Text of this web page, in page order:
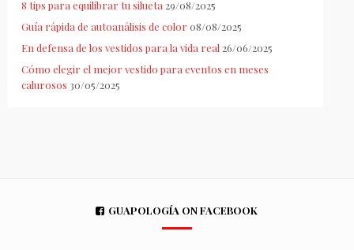
8 tips para equilibrar tu silueta 29/08/2025
Guía rápida de autoanálisis de color 08/08/2025
En defensa de los vestidos para la vida real 26/06/2025
Cómo elegir el mejor vestido para eventos en meses
calurosos 30/05/2025
GUAPOLOGÍA ON FACEBOOK